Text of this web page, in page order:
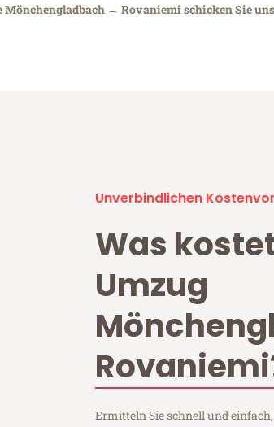
→ Rovaniemi schicken Sie
Unverbindlichen
Was
Umzug
Ermitteln Sie schnell und